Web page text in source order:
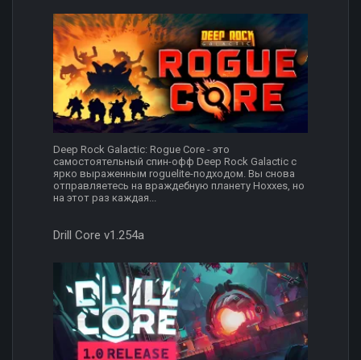
Deep Rock Galactic: Rogue Core - это
самостоятельный спин-офф Deep Rock Galactic с
ярко выраженным roguelite-подходом. Вы снова
отправляетесь на враждебную планету Hoxxes, но
на этот раз каждая...
Drill Core v1.254a